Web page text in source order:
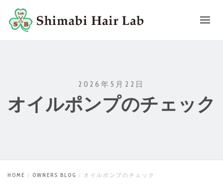
2026年5月22日
オイルポンプのチェック
HOME OWNERS BLOG オイルポンプのチェック